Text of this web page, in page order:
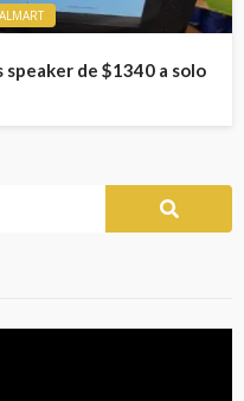
de $1340 a solo